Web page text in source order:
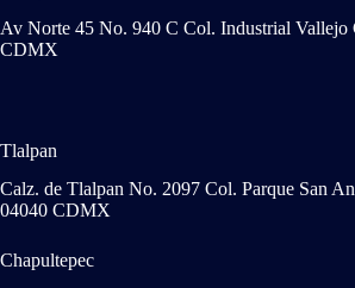
Av Norte 45 No. 940 C Col. Industrial Vallejo
CDMX
Tlalpan
Calz. de Tlalpan No. 2097 Col. Parque San
04040 CDMX
Chapultepec